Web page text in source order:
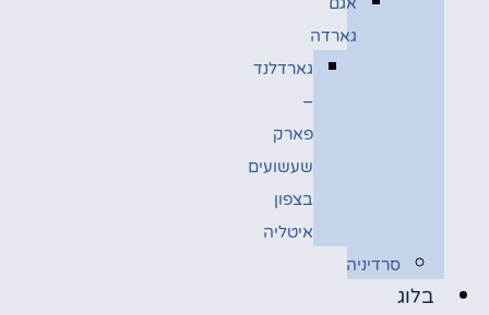
גארדה
גארדלנד
–
פארק
שעשועים
בצפון
איטליה
סרדיניה
בלוג